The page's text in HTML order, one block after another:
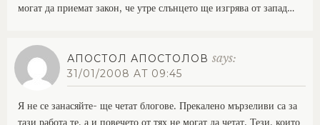
могат да приемат закон, че утре слънцето ще изгрява от запад…
АПОСТОЛ АПОСТОЛОВ says:
31/01/2008 AT 09:45
Я не се занасяйте- ще четат блогове. Прекалено мързеливи са за
тази работа те, а и повечето от тях не могат да четат. Тези, които